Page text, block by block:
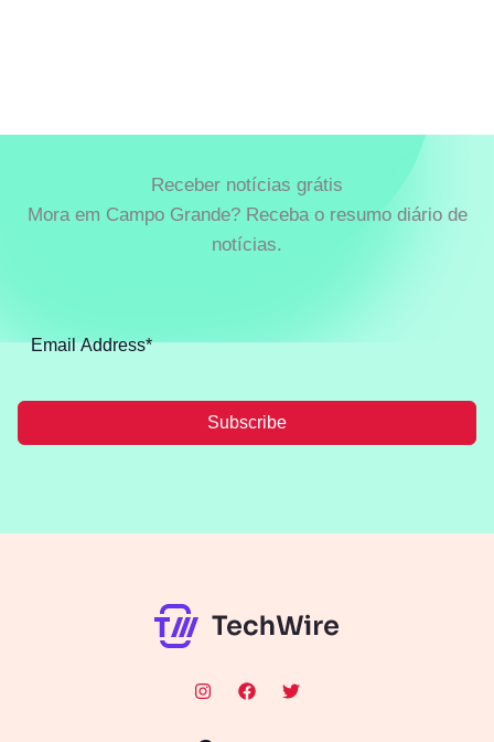
Receber notícias grátis
Mora em Campo Grande? Receba o resumo diário de
notícias.
Subscribe